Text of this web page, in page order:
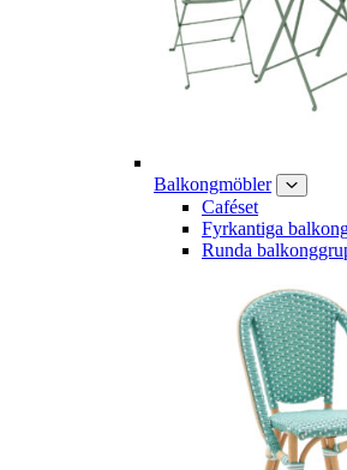
Balkongmöbler
Caféset
Fyrkantiga
Runda